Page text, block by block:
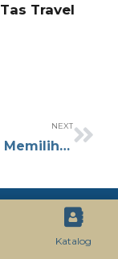
Travel
NEXT
Panduan Memilih 10 Bahan Tas Terbaik untuk Logo Custom
Katalog